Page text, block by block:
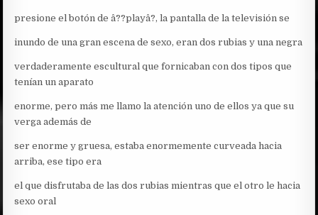
presione el botón de â??playâ?, la pantalla de la televisión se
inundo de una gran escena de sexo, eran dos rubias y una negra
verdaderamente escultural que fornicaban con dos tipos que
tenían un aparato
enorme, pero más me llamo la atención uno de ellos ya que su
verga además de
ser enorme y gruesa, estaba enormemente curveada hacia
arriba, ese tipo era
el que disfrutaba de las dos rubias mientras que el otro le hacia
sexo oral